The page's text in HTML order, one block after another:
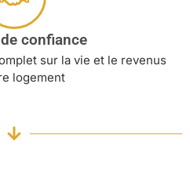
confiance
sur la vie et le revenus
logement